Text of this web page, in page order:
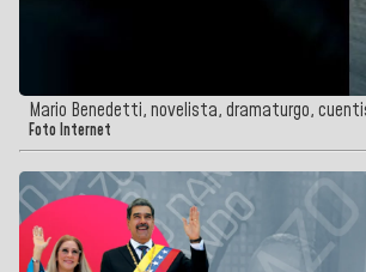
Mario Benedetti, novelista, dramaturgo,
Foto Internet